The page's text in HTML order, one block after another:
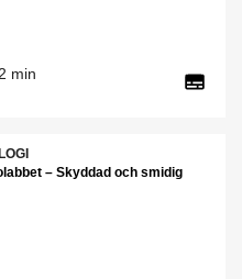
2 min
– Skyddad och smidig